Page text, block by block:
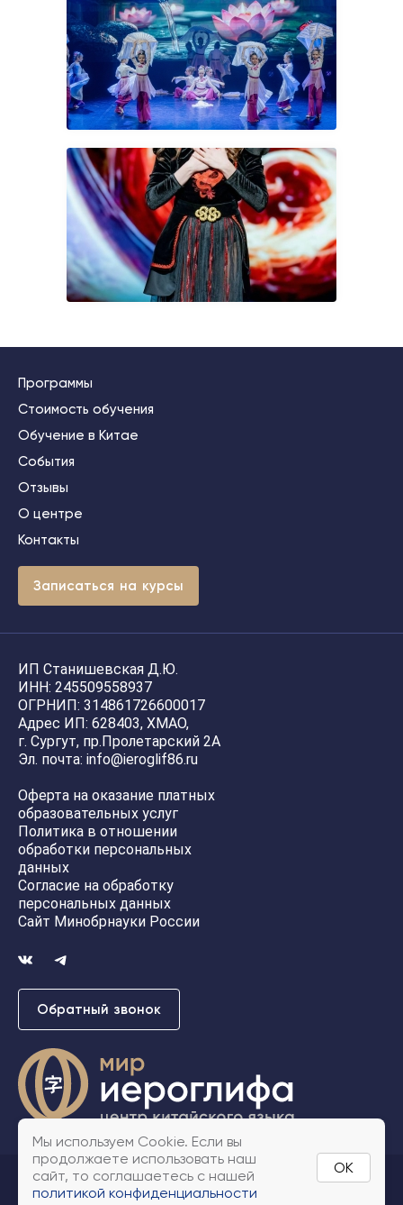
Мы используем Cookie. Если вы
продолжаете использовать наш
сайт, то соглашаетесь с нашей
политикой конфиденциальности
OK
Программы
Стоимость обучения
Обучение в Китае
События
Отзывы
О центре
Контакты
Записаться на курсы
ИП Станишевская Д.Ю.
ИНН: 245509558937
ОГРНИП: 314861726600017
Адрес ИП: 628403, ХМАО,
г. Сургут, пр.Пролетарский 2А
Эл. почта: info@ieroglif86.ru
Оферта на оказание платных
образовательных услуг
Политика в отношении
обработки персональных
данных
Согласие на обработку
персональных данных
Сайт Минобрнауки России
Обратный звонок
© 2020 Центр китайского языка «Мир Иероглифа»
Политика конфиденциальности